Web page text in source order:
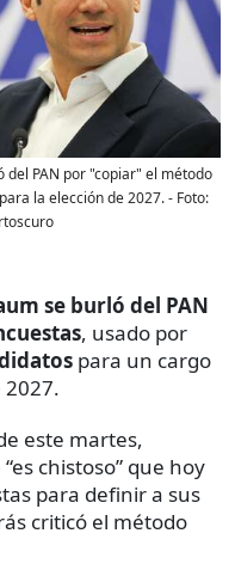
del PAN por "copiar" el método
la elección de 2027.- Foto:
se burló del PAN
, usado por
para un cargo
2027.
este martes,
chistoso” que hoy
para definir a sus
criticó el método